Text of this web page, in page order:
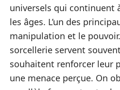
universels qui continuent
les âges. L’un des
manipulation et le
sorcellerie servent
souhaitent renforcer leur
une menace perçue. On